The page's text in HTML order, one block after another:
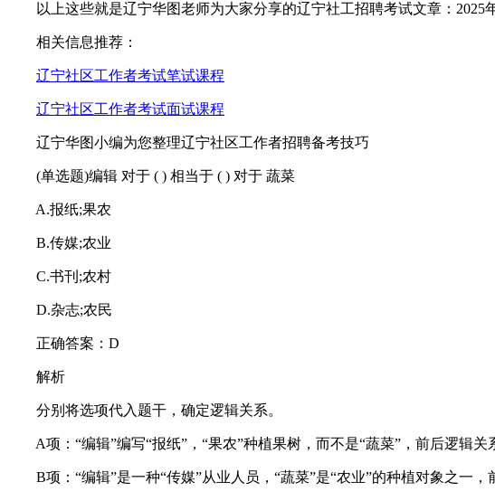
以上这些就是辽宁华图老师为大家分享的辽宁社工招聘考试文章：2025
相关信息推荐：
辽宁社区工作者考试笔试课程
辽宁社区工作者考试面试课程
辽宁华图小编为您整理辽宁社区工作者招聘备考技巧
(单选题)编辑 对于 ( ) 相当于 ( ) 对于 蔬菜
A.报纸;果农
B.传媒;农业
C.书刊;农村
D.杂志;农民
正确答案：D
解析
分别将选项代入题干，确定逻辑关系。
A项：“编辑”编写“报纸”，“果农”种植果树，而不是“蔬菜”，前后逻辑关
B项：“编辑”是一种“传媒”从业人员，“蔬菜”是“农业”的种植对象之一，